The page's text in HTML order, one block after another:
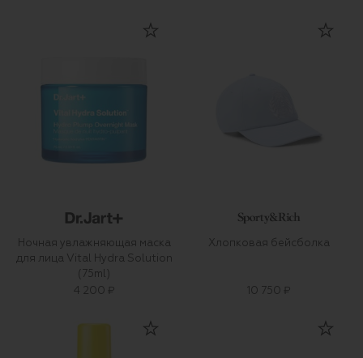
Ночная увлажняющая маска
для лица Vital Hydra Solution
(75ml)
4 200 ₽
Хлопковая бейсболка
10 750 ₽